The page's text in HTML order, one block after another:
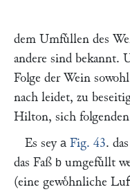
dem Umfuͤllen des
andere sind bekannt.
Folge der Wein
nach leidet, zu
Hilton, sich
Es sey a Fig. 43.
das Faß b umgefuͤllt
(eine gewoͤhnliche